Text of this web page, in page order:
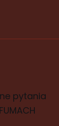
pytania